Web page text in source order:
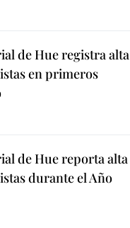
de Hue registra alta
en primeros
de Hue reporta alta
durante el Año